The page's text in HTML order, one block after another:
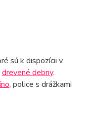
sú k dispozícii v
drevené debny.
, police s drážkami